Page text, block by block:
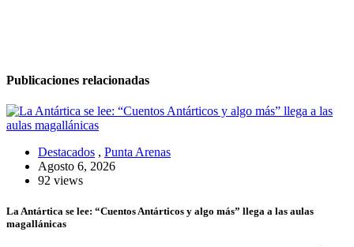
Publicaciones relacionadas
Destacados , Punta Arenas
Agosto 6, 2026
92 views
La Antártica se lee: “Cuentos Antárticos y algo más” llega a las aulas
magallánicas